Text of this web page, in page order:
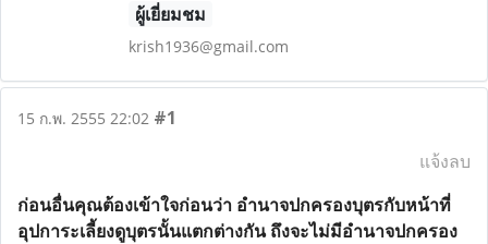
ผู้เยี่ยมชม
krish1936@gmail.com
15 ก.พ. 2555 22:02 #1
แจ้งลบ
ก่อนอื่นคุณต้องเข้าใจก่อนว่า อำนาจปกครองบุตรกับหน้าที่
อุปการะเลี้ยงดูบุตรนั้นแตกต่างกัน ถึงจะไม่มีอำนาจปกครอง